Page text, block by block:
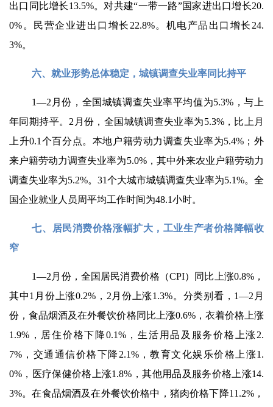
出口同比增长13.5%。对共建“一带一路”国家进出口增长20.
0%。民营企业进出口增长22.8%。机电产品出口增长24.
3%。
六、就业形势总体稳定，城镇调查失业率同比持平
1—2月份，全国城镇调查失业率平均值为5.3%，与上
年同期持平。2月份，全国城镇调查失业率为5.3%，比上月
上升0.1个百分点。本地户籍劳动力调查失业率为5.4%；外
来户籍劳动力调查失业率为5.0%，其中外来农业户籍劳动力
调查失业率为5.2%。31个大城市城镇调查失业率为5.1%。全
国企业就业人员周平均工作时间为48.1小时。
七、居民消费价格涨幅扩大，工业生产者价格降幅收
窄
1—2月份，全国居民消费价格（CPI）同比上涨0.8%，
其中1月份上涨0.2%，2月份上涨1.3%。分类别看，1—2月
份，食品烟酒及在外餐饮价格同比上涨0.6%，衣着价格上涨
1.9%，居住价格下降0.1%，生活用品及服务价格上涨2.
7%，交通通信价格下降2.1%，教育文化娱乐价格上涨1.
0%，医疗保健价格上涨1.8%，其他用品及服务价格上涨14.
3%。在食品烟酒及在外餐饮价格中，猪肉价格下降11.2%，